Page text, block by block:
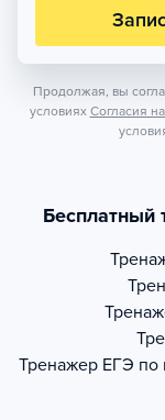
Продолжая, вы
условиях Согласия
Бесплатный
Тренажер ЕГЭ по